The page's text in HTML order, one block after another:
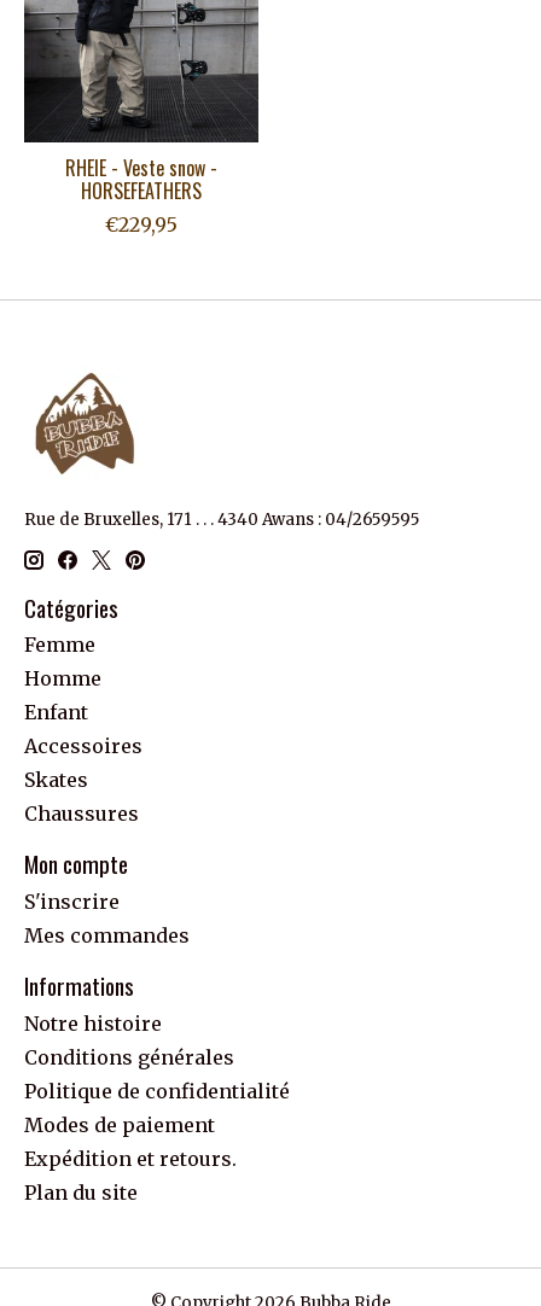
RHEIE - Veste snow -
HORSEFEATHERS
€229,95
Rue de Bruxelles, 171 . . . 4340 Awans : 04/2659595
Catégories
Femme
Homme
Enfant
Accessoires
Skates
Chaussures
Mon compte
S'inscrire
Mes commandes
Informations
Notre histoire
Conditions générales
Politique de confidentialité
Modes de paiement
Expédition et retours.
Plan du site